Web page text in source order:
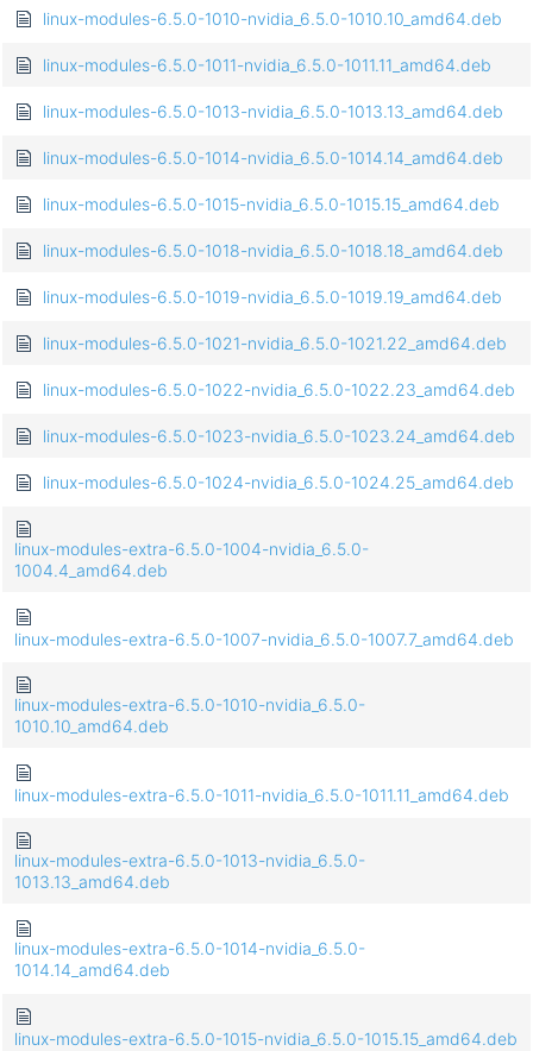
linux-modules-6.5.0-1010-nvidia_6.5.0-1010.10_amd64.deb
linux-modules-6.5.0-1011-nvidia_6.5.0-1011.11_amd64.deb
linux-modules-6.5.0-1013-nvidia_6.5.0-1013.13_amd64.deb
linux-modules-6.5.0-1014-nvidia_6.5.0-1014.14_amd64.deb
linux-modules-6.5.0-1015-nvidia_6.5.0-1015.15_amd64.deb
linux-modules-6.5.0-1018-nvidia_6.5.0-1018.18_amd64.deb
linux-modules-6.5.0-1019-nvidia_6.5.0-1019.19_amd64.deb
linux-modules-6.5.0-1021-nvidia_6.5.0-1021.22_amd64.deb
linux-modules-6.5.0-1022-nvidia_6.5.0-1022.23_amd64.deb
linux-modules-6.5.0-1023-nvidia_6.5.0-1023.24_amd64.deb
linux-modules-6.5.0-1024-nvidia_6.5.0-1024.25_amd64.deb
linux-modules-extra-6.5.0-1004-nvidia_6.5.0-
1004.4_amd64.deb
linux-modules-extra-6.5.0-1007-nvidia_6.5.0-1007.7_amd64.deb
linux-modules-extra-6.5.0-1010-nvidia_6.5.0-
1010.10_amd64.deb
linux-modules-extra-6.5.0-1011-nvidia_6.5.0-1011.11_amd64.deb
linux-modules-extra-6.5.0-1013-nvidia_6.5.0-
1013.13_amd64.deb
linux-modules-extra-6.5.0-1014-nvidia_6.5.0-
1014.14_amd64.deb
linux-modules-extra-6.5.0-1015-nvidia_6.5.0-1015.15_amd64.deb